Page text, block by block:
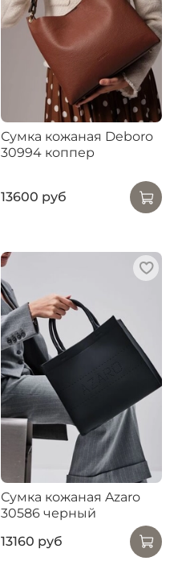
Сумка кожаная Deboro
30994 коппер
13600 руб
Сумка кожаная Azaro
30586 черный
13160 руб